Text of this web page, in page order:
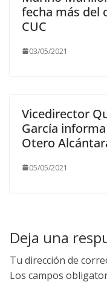
fecha más del
CUC
03/05/2021
Vicedirector
García
Otero
05/05/2021
Deja una
Tu dirección de
Los campos